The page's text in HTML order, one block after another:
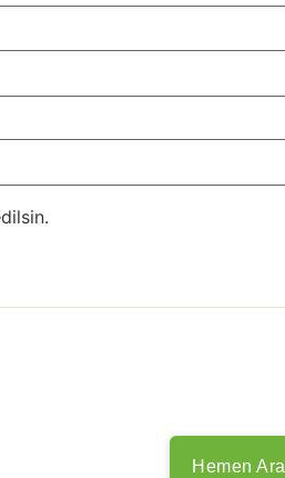
Hemen Ara